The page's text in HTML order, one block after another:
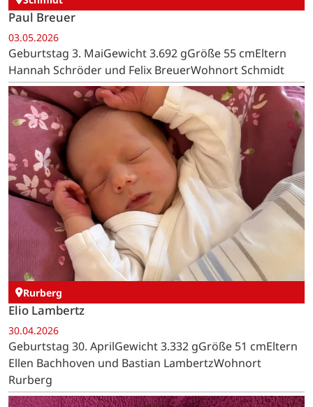
Paul Breuer
03.05.2026
Geburtstag 3. MaiGewicht 3.692 gGröße 55 cmEltern
Hannah Schröder und Felix BreuerWohnort Schmidt
Rurberg
Elio Lambertz
30.04.2026
Geburtstag 30. AprilGewicht 3.332 gGröße 51 cmEltern
Ellen Bachhoven und Bastian LambertzWohnort
Rurberg